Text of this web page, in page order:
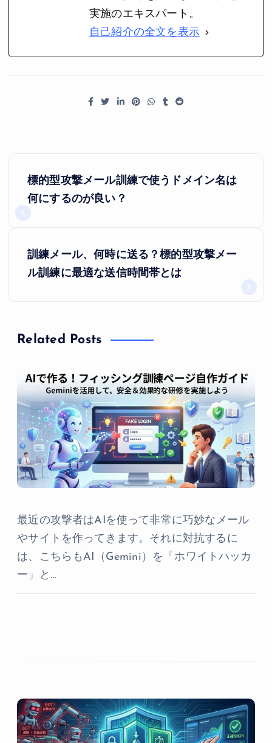
実施のエキスパート。
自己紹介の全文を表示
稿
ゲ
ョ
標的型攻撃メール訓練で使うドメイン名は
何にするのが良い？
訓練メール、何時に送る？標的型攻撃メー
ル訓練に最適な送信時間帯とは
Related Posts
最近の攻撃者はAIを使って非常に巧妙なメール
やサイトを作ってきます。それに対抗するに
は、こちらもAI（Gemini）を「ホワイトハッカ
ー」と…